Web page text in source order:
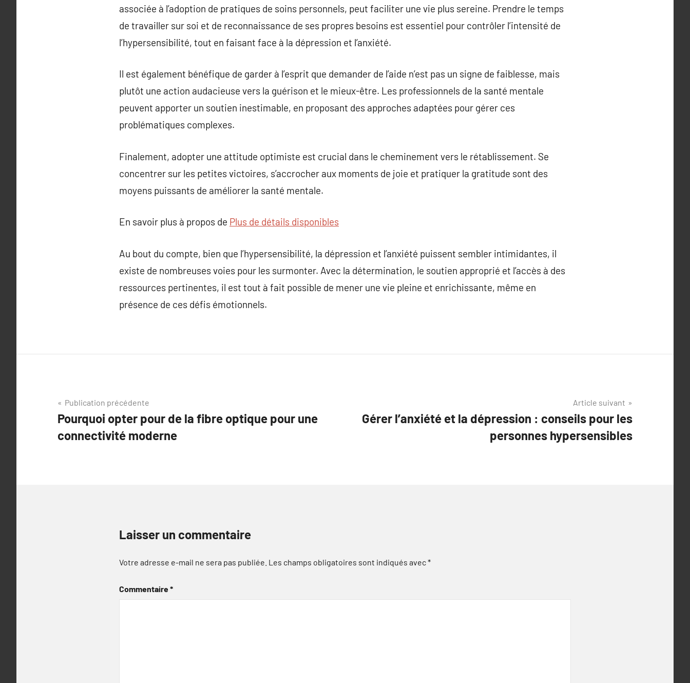
associée à l’adoption de pratiques de soins personnels, peut faciliter une vie plus sereine. Prendre le temps
de travailler sur soi et de reconnaissance de ses propres besoins est essentiel pour contrôler l’intensité de
l’hypersensibilité, tout en faisant face à la dépression et l’anxiété.
Il est également bénéfique de garder à l’esprit que demander de l’aide n’est pas un signe de faiblesse, mais
plutôt une action audacieuse vers la guérison et le mieux-être. Les professionnels de la santé mentale
peuvent apporter un soutien inestimable, en proposant des approches adaptées pour gérer ces
problématiques complexes.
Finalement, adopter une attitude optimiste est crucial dans le cheminement vers le rétablissement. Se
concentrer sur les petites victoires, s’accrocher aux moments de joie et pratiquer la gratitude sont des
moyens puissants de améliorer la santé mentale.
En savoir plus à propos de Plus de détails disponibles
Au bout du compte, bien que l’hypersensibilité, la dépression et l’anxiété puissent sembler intimidantes, il
existe de nombreuses voies pour les surmonter. Avec la détermination, le soutien approprié et l’accès à des
ressources pertinentes, il est tout à fait possible de mener une vie pleine et enrichissante, même en
présence de ces défis émotionnels.
Navigation
de
l’article
Publication précédente
Pourquoi opter pour de la fibre optique pour une
connectivité moderne
Article suivant
Gérer l’anxiété et la dépression : conseils pour les
personnes hypersensibles
Laisser un commentaire
Votre adresse e-mail ne sera pas publiée. Les champs obligatoires sont indiqués avec*
Commentaire*